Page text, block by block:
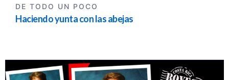
DE TODO UN POCO
Haciendo yunta con las abejas